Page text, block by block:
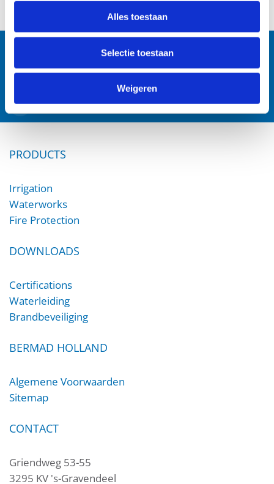
Alles toestaan
Selectie toestaan
Weigeren
PRODUCTS
Irrigation
Waterworks
Fire Protection
DOWNLOADS
Certifications
Waterleiding
Brandbeveiliging
BERMAD HOLLAND
Algemene Voorwaarden
Sitemap
CONTACT
Griendweg 53-55
3295 KV 's-Gravendeel